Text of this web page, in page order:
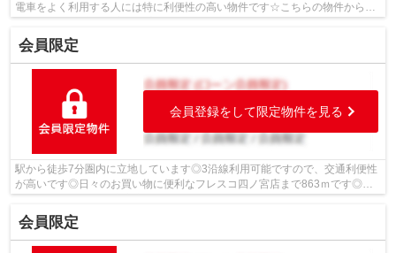
電車をよく利用する人には特に利便性の高い物件です☆こちらの物件からセ
会員限定
会員登録をして限定物件を見る
駅から徒歩7分圏内に立地しています◎3沿線利用可能ですので、交通利便性
が高いです◎日々のお買い物に便利なフレスコ四ノ宮店まで863ｍです◎徒
会員限定